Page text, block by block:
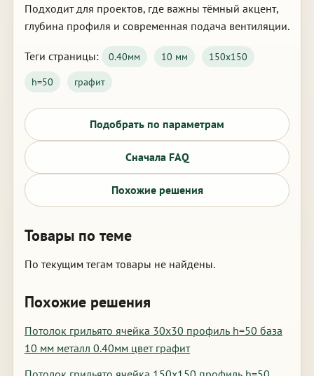
Подходит для проектов, где важны тёмный акцент,
глубина профиля и современная подача вентиляции.
Теги страницы: 0.40мм 10 мм
150х150
h=50
графит
Подобрать по параметрам
Сначала FAQ
Похожие решения
Товары по теме
По текущим тегам товары не найдены.
Похожие решения
Потолок грильято ячейка 30х30 профиль h=50 база
10 мм металл 0.40мм цвет графит